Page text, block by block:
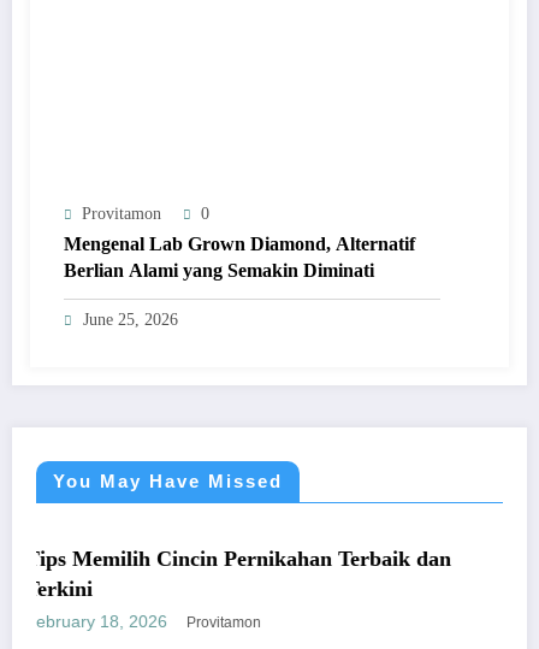
Provitamon 0
Mengenal Lab Grown Diamond, Alternatif
Berlian Alami yang Semakin Diminati
June 25, 2026
You May Have Missed
Cincin Pernikahan Terbaik dan
18, 2026 Provitamon